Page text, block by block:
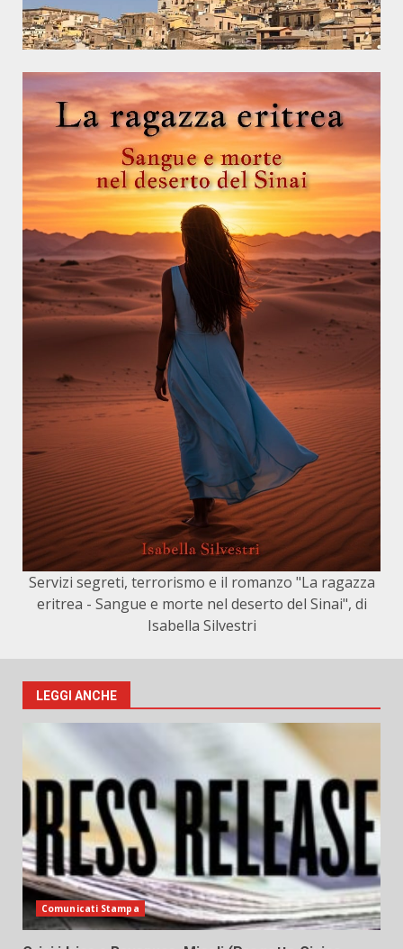
Servizi segreti, terrorismo e il romanzo "La ragazza
eritrea - Sangue e morte nel deserto del Sinai", di
Isabella Silvestri
LEGGI ANCHE
Comunicati Stampa